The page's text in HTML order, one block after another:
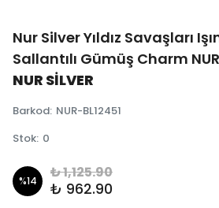
Nur Silver Yıldız Savaşları Işın
Sallantılı Gümüş Charm
NUR SİLVER
Barkod: NUR-BL12451
Stok: 0
%14 ₺ 1,125.90
₺ 962.90